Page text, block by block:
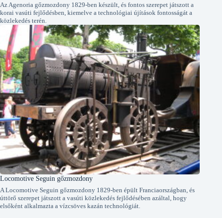
Az Agenoria gőzmozdony 1829-ben készült, és fontos szerepet játszott a
korai vasúti fejlődésben, kiemelve a technológiai újítások fontosságát a
közlekedés terén.
Locomotive Seguin gőzmozdony
A Locomotive Seguin gőzmozdony 1829-ben épült Franciaországban, és
úttörő szerepet játszott a vasúti közlekedés fejlődésében azáltal, hogy
elsőként alkalmazta a vízcsöves kazán technológiát.